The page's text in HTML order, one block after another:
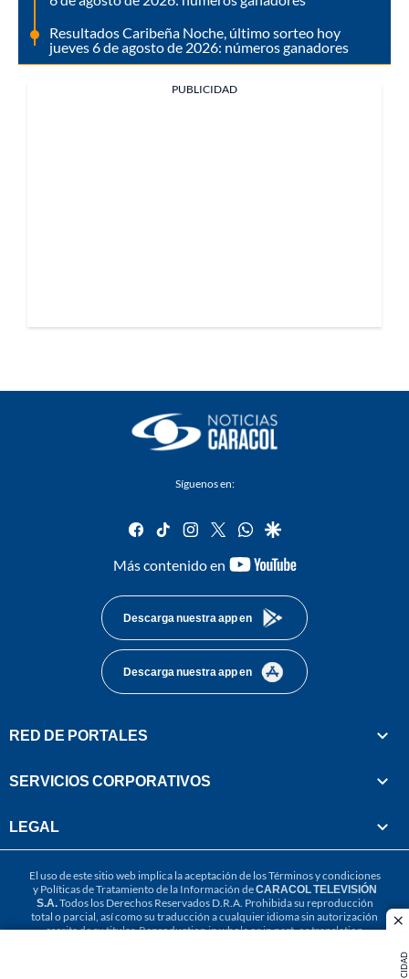
Resultados Caribeña Noche, último sorteo hoy
jueves 6 de agosto de 2026: números ganadores
PUBLICIDAD
Síguenos en:
facebook
tiktok instagram
twitterwhatsapp
google
Más contenido en
youtube-
Descarga nuestra app en
Descarga nuestra app en
RED DE PORTALES
SERVICIOS CORPORATIVOS
LEGAL
El uso de este sitio web implica la aceptación de losTérminos y condiciones
y Políticas de Tratamiento de la Información deCARACOL TELEVISIÓN
S.A.Todos los Derechos Reservados D.R.A. Prohibida su reproducción
total o parcial, así como su traducción a cualquier idioma sin autorización
escrita de su titular. Reproduction in whole or in part, or translation